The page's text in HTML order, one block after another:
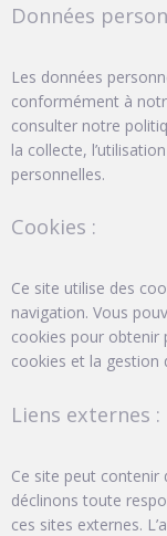
Données
Les données
conformément à
consulter notre
la collecte,
personnelles.
Cookies :
Ce site utilise des
navigation. Vous
cookies pour obtenir
cookies et la gestion
Liens externes :
Ce site peut contenir
déclinons toute
ces sites externes.